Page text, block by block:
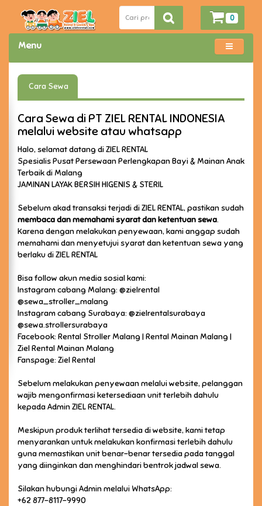
0
Menu
Cara Sewa
Cara Sewa di PT ZIEL RENTAL INDONESIA
melalui website atau whatsapp
Halo, selamat datang di ZIEL RENTAL
Spesialis Pusat Persewaan Perlengkapan Bayi & Mainan Anak
Terbaik di Malang
JAMINAN LAYAK BERSIH HIGENIS & STERIL
Sebelum akad transaksi terjadi di ZIEL RENTAL, pastikan sudah
membaca dan memahami syarat dan ketentuan sewa.
Karena dengan melakukan penyewaan, kami anggap sudah
memahami dan menyetujui syarat dan ketentuan sewa yang
berlaku di ZIEL RENTAL
Bisa follow akun media sosial kami:
Instagram cabang Malang: @zielrental
@sewa_stroller_malang
Instagram cabang Surabaya: @zielrentalsurabaya
@sewa.strollersurabaya
Facebook: Rental Stroller Malang | Rental Mainan Malang |
Ziel Rental Mainan Malang
Fanspage: Ziel Rental
Sebelum melakukan penyewaan melalui website, pelanggan
wajib mengonfirmasi ketersediaan unit terlebih dahulu
kepada Admin ZIEL RENTAL.
Meskipun produk terlihat tersedia di website, kami tetap
menyarankan untuk melakukan konfirmasi terlebih dahulu
guna memastikan unit benar-benar tersedia pada tanggal
yang diinginkan dan menghindari bentrok jadwal sewa.
Silakan hubungi Admin melalui WhatsApp:
+62 877-8117-9990